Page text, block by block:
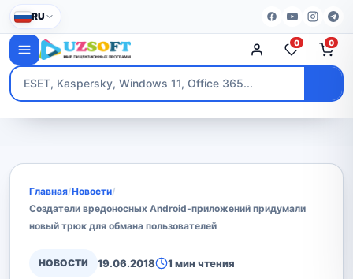
RU
0 0
Главная/Новости/
Создатели вредоносных Android-приложений придумали
новый трюк для обмана пользователей
НОВОСТИ 19.06.2018 1 мин чтения